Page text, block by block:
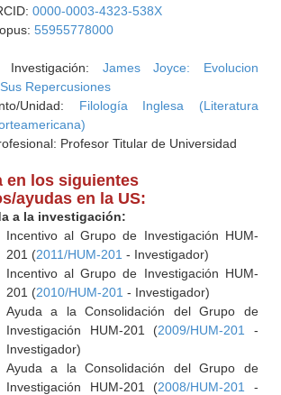
0000-0003-4323-538X
55955778000
James Joyce: Evolucion
Repercusiones
Unidad: Filología Inglesa (Literatura
Profesor Titular de Universidad
en los siguientes
ayudas en la US:
a la investigación:
Incentivo al Grupo de Investigación HUM-
201 (2011/HUM-201 - Investigador)
Incentivo al Grupo de Investigación HUM-
201 (2010/HUM-201 - Investigador)
Ayuda a la Consolidación del Grupo de
Investigación HUM-201 (2009/HUM-201
-
Investigador)
Ayuda a la Consolidación del Grupo de
Investigación HUM-201 (2008/HUM-201
-